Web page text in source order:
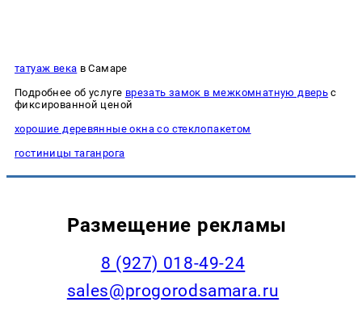
татуаж века в Самаре
Подробнее об услуге врезать замок в межкомнатную дверь с
фиксированной ценой
хорошие деревянные окна со стеклопакетом
гостиницы таганрога
Размещение рекламы
8 (927) 018-49-24
sales@progorodsamara.ru